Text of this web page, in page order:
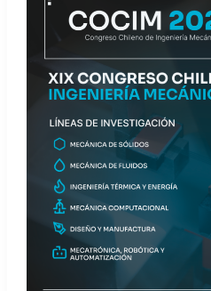
nacional
tendrá
Usach
como
sede